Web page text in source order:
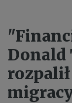
Donald